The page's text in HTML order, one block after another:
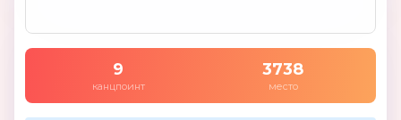
9
канцпоинт
3738
место